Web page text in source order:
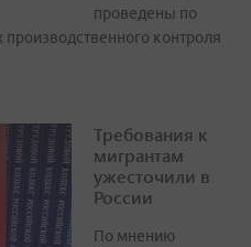
проведены по
контроля
Требования к
мигрантам
ужесточили в
России
По мнению